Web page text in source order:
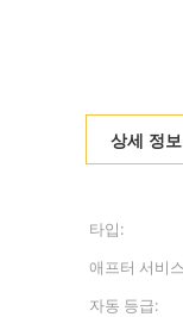
상세 정보
타입:
애프터 서비
다:
자동 등급: